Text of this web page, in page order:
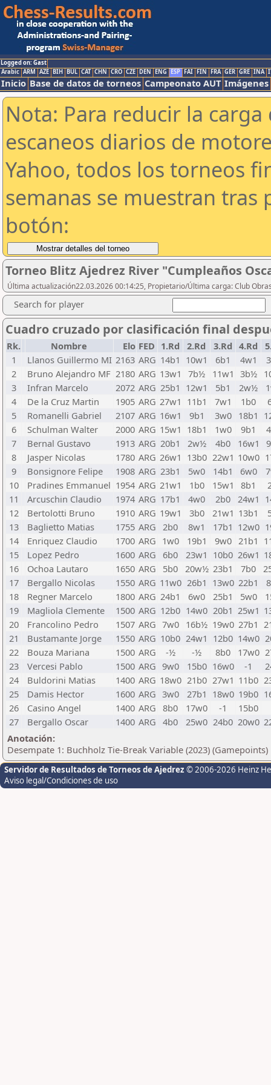
Logged on: Gast
Arabic ARM AZE BIH BUL CAT CHN CRO CZE DEN ENG ESP FAI FIN FRA GER GRE INA
Inicio Base de datos de torneos Campeonato AUT Imágenes
Nota: Para reducir la
escaneos diarios de
Yahoo, todos los torneos
semanas se muestran tras
botón:
Torneo Blitz Ajedrez River "Cumpleaños
Última actualización22.03.2026 00:14:25, Propietario/Última carga: Club
Search for player
Cuadro cruzado por clasificación final
Rk. Nombre Elo FED 1.Rd 2.Rd 3.Rd 4.Rd
1
Llanos Guillermo MI 2163 ARG 14b1 10w1 6b1 4w1
2
Bruno Alejandro MF 2180 ARG 13w1 7b½ 11w1 3b½
3
Infran Marcelo 2072 ARG 25b1 12w1 5b1 2w½
4
De la Cruz Martin 1905 ARG 27w1 11b1 7w1 1b0
5
Romanelli Gabriel 2107 ARG 16w1 9b1 3w0 18b1
6
Schulman Walter 2000 ARG 15w1 18b1 1w0 9b1
7
Bernal Gustavo 1913 ARG 20b1 2w½ 4b0 16w1
8
Jasper Nicolas 1780 ARG 26w1 13b0 22w1 10w0
9
Bonsignore Felipe 1908 ARG 23b1 5w0 14b1 6w0
10
Pradines Emmanuel 1954 ARG 21w1 1b0 15w1 8b1
11
Arcuschin Claudio 1974 ARG 17b1 4w0 2b0 24w1
12
Bertolotti Bruno 1910 ARG 19w1 3b0 21w1 13b1
13
Baglietto Matias 1755 ARG 2b0 8w1 17b1 12w0
14
Enriquez Claudio 1700 ARG 1w0 19b1 9w0 21b1
15
Lopez Pedro 1600 ARG 6b0 23w1 10b0 26w1
16
Ochoa Lautaro 1650 ARG 5b0 20w½ 23b1 7b0
17
Bergallo Nicolas 1550 ARG 11w0 26b1 13w0 22b1
18
Regner Marcelo 1800 ARG 24b1 6w0 25b1 5w0
19
Magliola Clemente 1500 ARG 12b0 14w0 20b1 25w1
20
Francolino Pedro 1507 ARG 7w0 16b½ 19w0 27b1
21
Bustamante Jorge 1550 ARG 10b0 24w1 12b0 14w0
22
Bouza Mariana 1500 ARG -½ -½ 8b0 17w0
23
Vercesi Pablo 1500 ARG 9w0 15b0 16w0 -1
24
Buldorini Matias 1400 ARG 18w0 21b0 27w1 11b0
25
Damis Hector 1600 ARG 3w0 27b1 18w0 19b0
26
Casino Angel 1400 ARG 8b0 17w0 -1
15b0
27
Bergallo Oscar 1400 ARG 4b0 25w0 24b0 20w0
Anotación:
Desempate 1: Buchholz Tie-Break Variable (2023) (Gamepoints)
Servidor de Resultados de Torneos de Ajedrez © 2006-2026 Heinz
Aviso legal/Condiciones de uso